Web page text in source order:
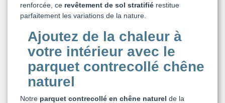
renforcée, ce revêtement de sol stratifié restitue
parfaitement les variations de la nature.
Ajoutez de la chaleur à
votre intérieur avec le
parquet contrecollé chêne
naturel
Notre parquet contrecollé en chêne naturel de la